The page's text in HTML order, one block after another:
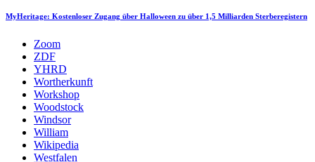
MyHeritage: Kostenloser Zugang über Halloween zu über 1,5 Milliarden Sterberegistern
Zoom
ZDF
YHRD
Wortherkunft
Workshop
Woodstock
Windsor
William
Wikipedia
Westfalen